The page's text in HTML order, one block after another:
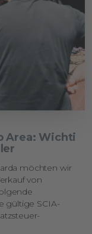
Area: Wichti
möchten wir
von
gültige SCIA-